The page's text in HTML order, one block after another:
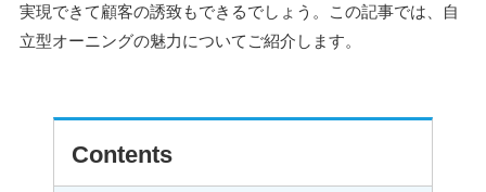
実現できて顧客の誘致もできるでしょう。この記事では、自
立型オーニングの魅力についてご紹介します。
Contents